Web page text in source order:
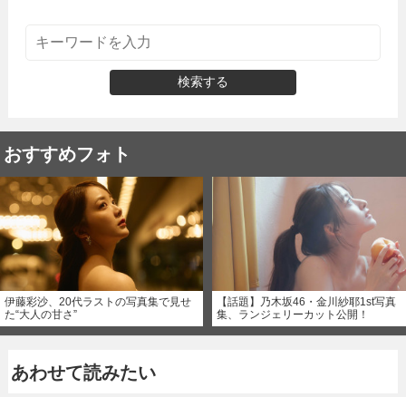
検索する
おすすめフォト
伊藤彩沙、20代ラストの写真集で見せ
た“大人の甘さ”
【話題】乃木坂46・金川紗耶1st写真
集、ランジェリーカット公開！
あわせて読みたい